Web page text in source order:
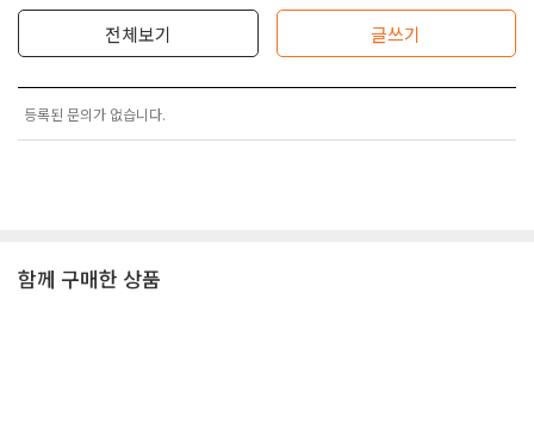
전체보기 글쓰기
등록된 문의가 없습니다.
함께 구매한 상품